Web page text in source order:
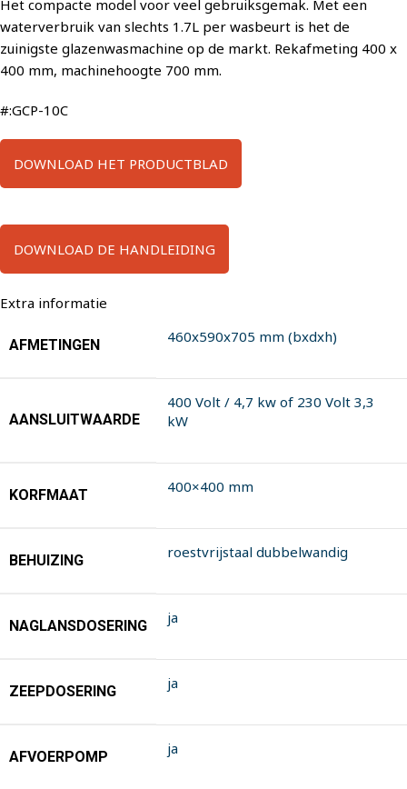
Het compacte model voor veel gebruiksgemak. Met een
waterverbruik van slechts 1.7L per wasbeurt is het de
zuinigste glazenwasmachine op de markt. Rekafmeting 400 x
400 mm, machinehoogte 700 mm.
#:GCP-10C
DOWNLOAD HET PRODUCTBLAD
DOWNLOAD DE HANDLEIDING
Extra informatie
AFMETINGEN 460x590x705 mm (bxdxh)
AANSLUITWAARDE
400 Volt / 4,7 kw of 230 Volt 3,3
kW
KORFMAAT 400×400 mm
BEHUIZING roestvrijstaal dubbelwandig
NAGLANSDOSERING ja
ZEEPDOSERING ja
AFVOERPOMP ja